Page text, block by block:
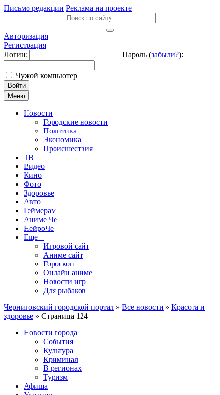
Письмо редакции Реклама на проекте
Авторизация
Регистрация
Логин:
Пароль (забыли?):
Чужой компьютер
Войти
Меню
Новости
Городские новости
Политика
Экономика
Происшествия
ТВ
Видео
Кино
Фото
Здоровье
Авто
Геймерам
Аниме Че
НейроЧе
Еще +
Игровой сайт
Аниме сайт
Гороскоп
Онлайн аниме
Новости игр
Для рыбаков
Черниговский городской портал » Все новости » Красота и
здоровье » Страница 124
Новости города
События
Культура
Криминал
В регионах
Туризм
Афиша